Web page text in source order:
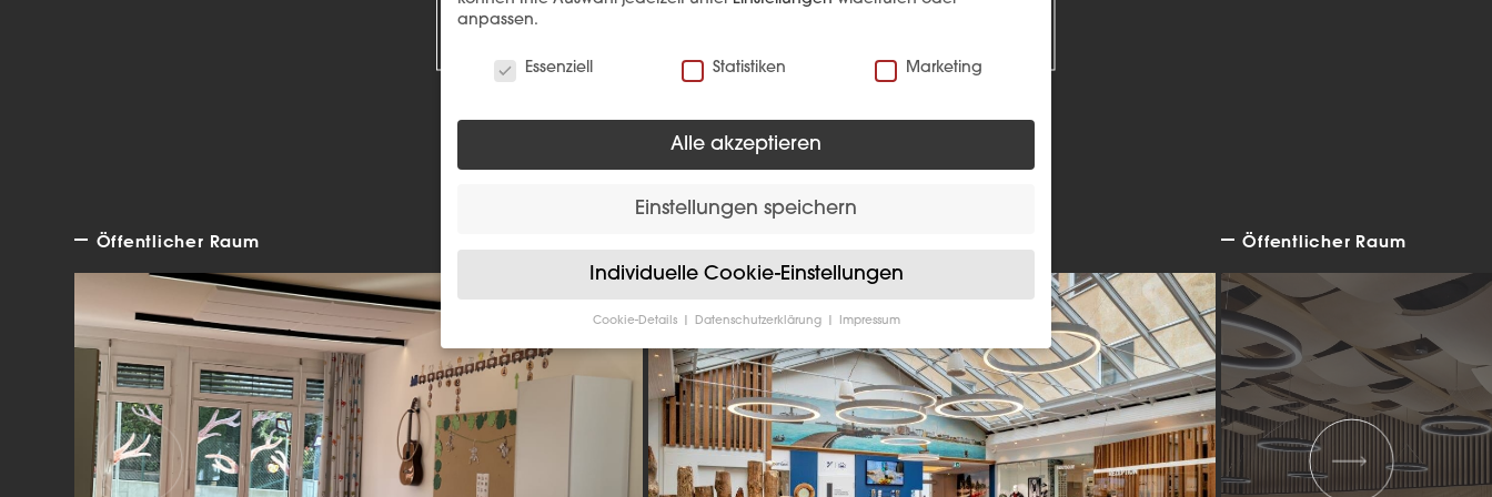
Öffentlicher Raum Öffentlicher Raum
anpassen.
Essenziell
Statistiken Marketing
Alle akzeptieren
Einstellungen speichern
Individuelle Cookie-Einstellungen
Cookie-Details Datenschutzerklärung Impressum
Datenschutzeinstellungen
Wenn Sie unter 16 Jahre alt sind und Ihre Zustimmung zu freiwilligen
Diensten geben möchten, müssen Sie Ihre Erziehungsberechtigten um
Erlaubnis bitten.
Wir verwenden Cookies und andere Technologien auf unserer Website.
Einige von ihnen sind essenziell, während andere uns helfen, diese Website
und Ihre Erfahrung zu verbessern. Personenbezogene Daten können